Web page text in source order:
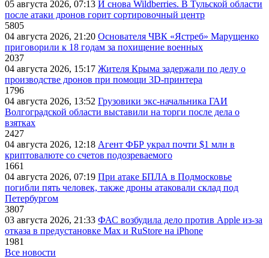
05 августа 2026, 07:13 И снова Wildberries. В Тульской области
после атаки дронов горит сортировочный центр
5805
04 августа 2026, 21:20 Основателя ЧВК «Ястреб» Марущенко
приговорили к 18 годам за похищение военных
2037
04 августа 2026, 15:17 Жителя Крыма задержали по делу о
производстве дронов при помощи 3D‑принтера
1796
04 августа 2026, 13:52 Грузовики экс-начальника ГАИ
Волгоградской области выставили на торги после дела о
взятках
2427
04 августа 2026, 12:18 Агент ФБР украл почти $1 млн в
криптовалюте со счетов подозреваемого
1661
04 августа 2026, 07:19 При атаке БПЛА в Подмосковье
погибли пять человек, также дроны атаковали склад под
Петербургом
3807
03 августа 2026, 21:33 ФАС возбудила дело против Apple из-за
отказа в предустановке Max и RuStore на iPhone
1981
Все новости